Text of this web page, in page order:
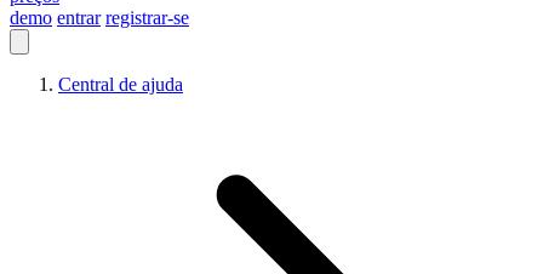
demo entrar registrar-se
Central de ajuda